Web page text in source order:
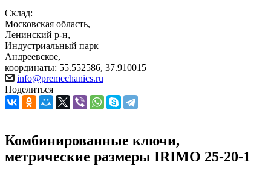
Склад:
Московская область,
Ленинский р-н,
Индустриальный парк
Андреевское,
координаты: 55.552586, 37.910015
info@premechanics.ru
Поделиться
Комбинированные ключи,
метрические размеры IRIMO 25-20-1